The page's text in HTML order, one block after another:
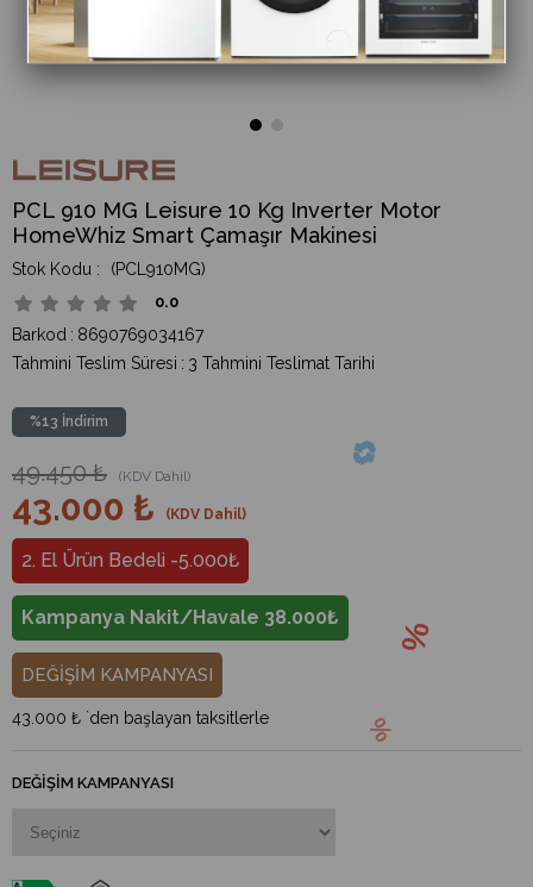
PCL 910 MG Leisure 10 Kg Inverter Motor
HomeWhiz Smart Çamaşır Makinesi
(PCL910MG)
0.0
Barkod : 8690769034167
Tahmini Teslim Süresi : 3 Tahmini Teslimat Tarihi
%13 İndirim
49.450 ₺ (KDV Dahil)
43.000 ₺ (KDV Dahil)
2. El Ürün Bedeli -5.000₺
Kampanya Nakit/Havale 38.000₺
DEĞİŞİM KAMPANYASI
43.000 ₺ `den başlayan taksitlerle
DEĞIŞIM KAMPANYASI